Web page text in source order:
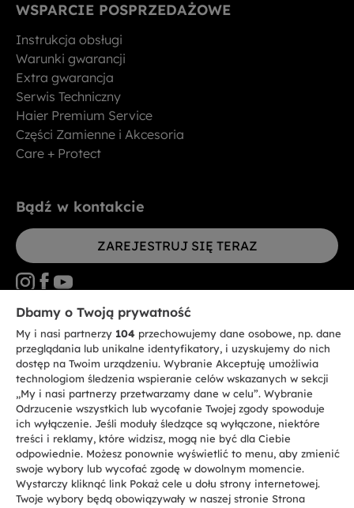
WSPARCIE POSPRZEDAŻOWE
Instrukcja obsługi
Warunki gwarancji
Extra gwarancja
Serwis Techniczny
Haier Premium Service
Części Zamienne i Akcesoria
Care + Protect
Bądź w kontakcie
ZAREJESTRUJ SIĘ TERAZ
CANDY HOOVER GROUP S.r.I. - jednoosobowa sp. z.o.o. - SIEDZIBA
STATUTOWA: Via Comolli, 57 - 20861 Brugherio (MB) - Włochy -
SIEDZIBY ADMINISTRACYJNE: Via Privata Eden Fumagalli bez
nadanego numeru - 20861 Brugherio (MB) i Via Trento nr 20/A-22 - 20871
Vimercate (MB) - Włochy - Tel.: +39.039.2086.1 - Faks: +39.039.2086.237 -
Kapitał zakładowy 35.000.000,00 € wpłacony w całości - Kod identyfikacji
podatkowej i nr wpisu do Rejestru przedsiębiorstw dla rejonu Mediolan-
Monza-Brianza-Lodi 04666310158 - NIP 00786860965 - Numer wpisu do
Repertorium Ekonomiczno - Administracyjnego REA: MB-1033934 -
Autoryzacja IT AEOF 211870 - Spółka podlega zarządzaniu i koordynacji
Candy S.p.A.
PL / Polski
Dbamy o Twoją prywatność
My i nasi partnerzy 104 przechowujemy dane osobowe, np. dane
przeglądania lub unikalne identyfikatory, i uzyskujemy do nich
dostęp na Twoim urządzeniu. Wybranie Akceptuję umożliwia
technologiom śledzenia wspieranie celów wskazanych w sekcji
„My i nasi partnerzy przetwarzamy dane w celu”. Wybranie
Odrzucenie wszystkich lub wycofanie Twojej zgody spowoduje
ich wyłączenie. Jeśli moduły śledzące są wyłączone, niektóre
treści i reklamy, które widzisz, mogą nie być dla Ciebie
odpowiednie. Możesz ponownie wyświetlić to menu, aby zmienić
swoje wybory lub wycofać zgodę w dowolnym momencie.
Wystarczy kliknąć link Pokaż cele u dołu strony internetowej.
Twoje wybory będą obowiązywały w naszej stronie Strona